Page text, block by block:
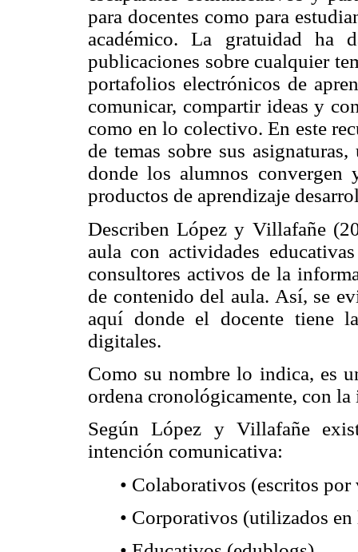
para docentes como para
académico. La gratuidad ha
publicaciones sobre cualquier
portafolios electrónicos de
comunicar, compartir ideas y
como en lo colectivo. En este
de temas sobre sus
donde los alumnos
productos de aprendizaje
Describen López y Villafañe
aula con actividades
consultores activos de la
de contenido del aula. Así, se
aquí donde el docente tiene
digitales.
Como su nombre lo indica, es
ordena cronológicamente, con
Según López y Villafañe
intención comunicativa:
• Colaborativos (escritos por
• Corporativos (utilizados